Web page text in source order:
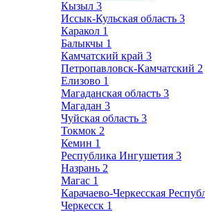
Кызыл 3
Иссык-Кульская область 3
Каракол 1
Балыкчы 1
Камчатский край 3
Петропавловск-Камчатский 2
Елизово 1
Магаданская область 3
Магадан 3
Чуйская область 3
Токмок 2
Кемин 1
Республика Ингушетия 3
Назрань 2
Магас 1
Карачаево-Черкесская
Черкесск 1